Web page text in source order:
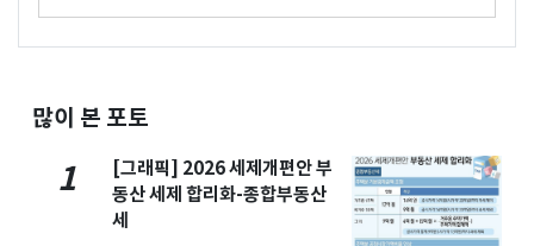
많이 본 포토
1
[그래픽] 2026 세제개편안 부
동산 세제 합리화-종합부동산
세